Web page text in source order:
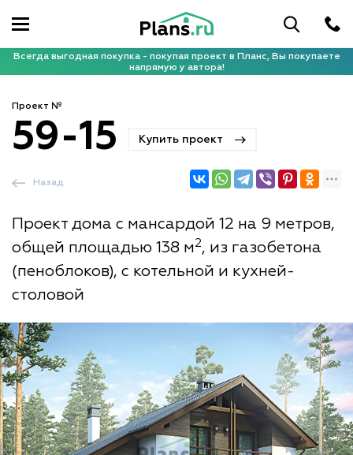
Всегда выгодная покупка - покупая проект в Планс, Вы покупаете
напрямую у автора!
Проект №
59-15 Купить проект
Проект дома с мансардой 12 на 9 метров,
общей площадью 138 м2, из газобетона
(пеноблоков), с котельной и кухней-
столовой
Назад